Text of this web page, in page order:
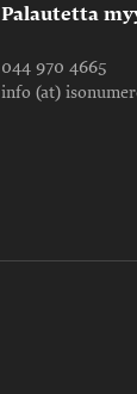
Palautetta
044 970 4665
info (at)